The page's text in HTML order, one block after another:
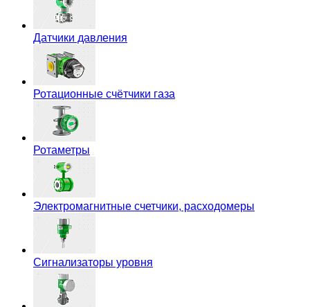
Датчики давления
Ротационные счётчики газа
Ротаметры
Электромагнитные счетчики, расходомеры
Сигнализаторы уровня